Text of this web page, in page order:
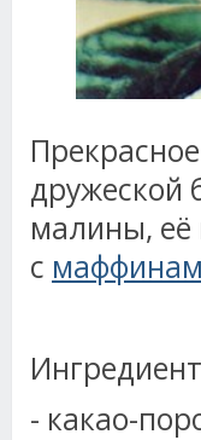
дружеской
малины, её
с
- какао-